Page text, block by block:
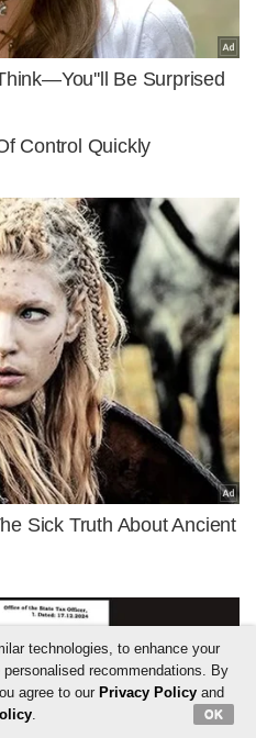
technologies, to enhance your
recommendations. By
agree to our Privacy Policyand
. OK